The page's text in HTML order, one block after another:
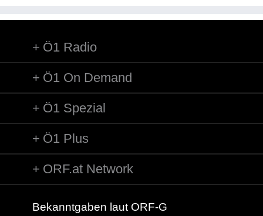
Angehörige Ak...
Ö1 Radio
Ö1 On Demand
Ö1 Spezial
Ö1 Plus
ORF.at Network
Bekanntgaben laut ORF-G